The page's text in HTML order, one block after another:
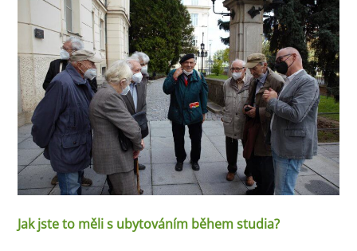
Jak jste to měli s ubytováním během studia?